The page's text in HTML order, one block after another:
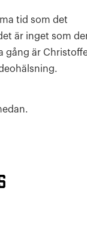
tid som det
är inget som
gång är